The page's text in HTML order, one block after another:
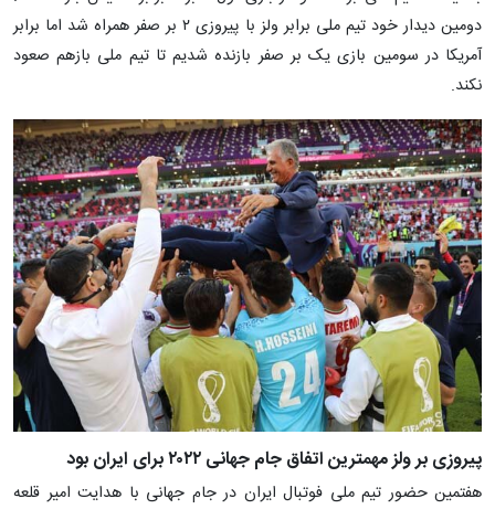
دومین دیدار خود تیم ملی برابر ولز با پیروزی ۲ بر صفر همراه شد اما برابر
آمریکا در سومین بازی یک بر صفر بازنده شدیم تا تیم ملی بازهم صعود
نکند.
پیروزی بر ولز مهمترین اتفاق جام جهانی ۲۰۲۲ برای ایران بود
هفتمین حضور تیم ملی فوتبال ایران در جام جهانی با هدایت امیر قلعه